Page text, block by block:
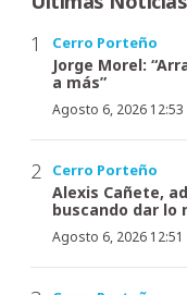
Cerro Porteño
Jorge Morel:
a más”
Agosto 6, 2026 12:53
Cerro Porteño
Alexis Cañete,
buscando dar lo
Agosto 6, 2026 12:51